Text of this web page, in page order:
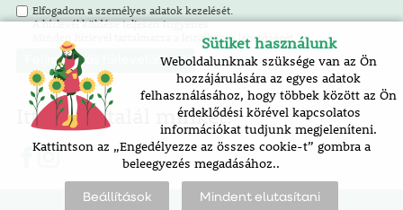
Elfogadom a személyes adatok kezelését.
A hírlevél küldése teljesen ingyenes.
Minden hírlevél tartalmazza a leiratkozás lehetőségét.
Itt is megtalál minket!
Sütiket használunk
Weboldalunknak szüksége van az Ön
hozzájárulására az egyes adatok
felhasználásához, hogy többek között az Ön
érdeklődési körével kapcsolatos
információkat tudjunk megjeleníteni.
Kattintson az „Engedélyezze az összes cookie-t” gombra a
beleegyezés megadásához..
Beállítások Mindent elutasítani